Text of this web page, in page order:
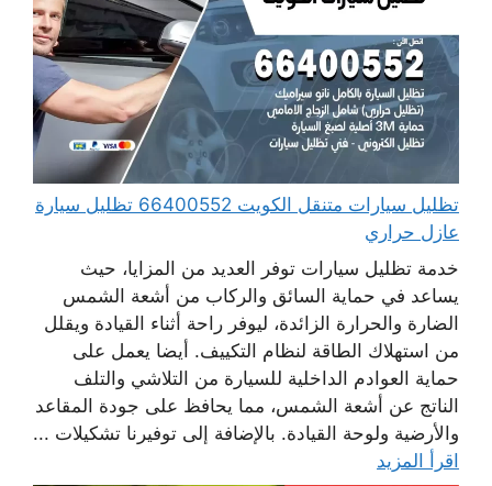
تظليل سيارات متنقل الكويت 66400552 تظليل سيارة
عازل حراري
خدمة تظليل سيارات توفر العديد من المزايا، حيث
يساعد في حماية السائق والركاب من أشعة الشمس
الضارة والحرارة الزائدة، ليوفر راحة أثناء القيادة ويقلل
من استهلاك الطاقة لنظام التكييف. أيضا يعمل على
حماية العوادم الداخلية للسيارة من التلاشي والتلف
الناتج عن أشعة الشمس، مما يحافظ على جودة المقاعد
والأرضية ولوحة القيادة. بالإضافة إلى توفيرنا تشكيلات ...
اقرأ المزيد